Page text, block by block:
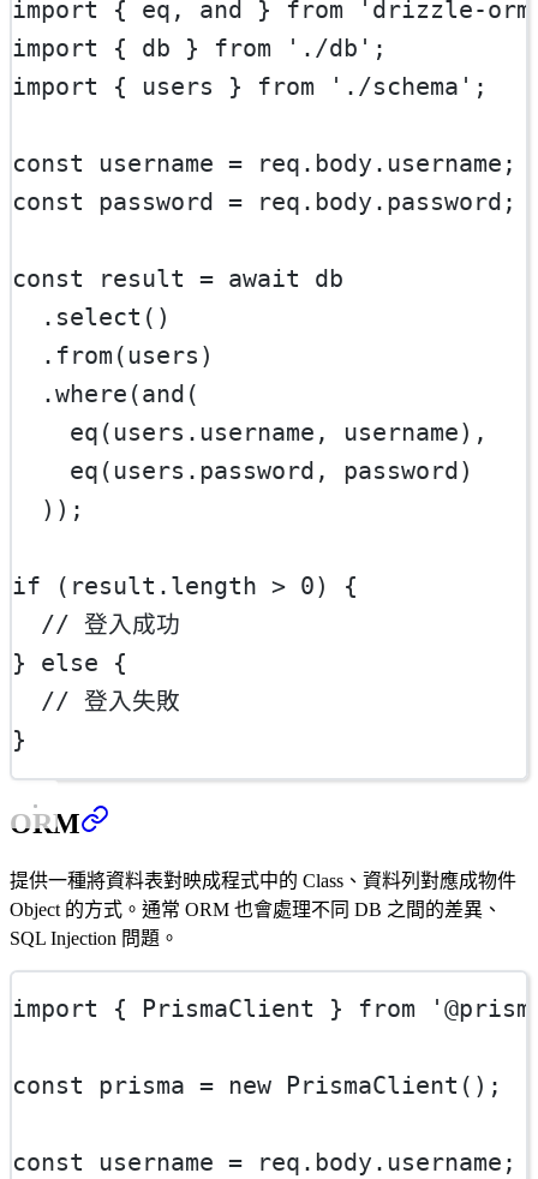
import { eq, and } from
'drizzle-
import { db } from './db' ;
import { users } from './schema' ;
const username = req.body.username;
const
password = req.body.password;
const result = await db
  .
select ()
  .
from (users)
  .
where (and (
eq (users.username, username),
eq (users.password, password)
  ));
if (result. length > 0) {
// 登入成功
} else {
// 登入失敗
}
ORM
提供一種將資料表對映成程式中的 Class、資料列對應成物件
Object 的方式。通常 ORM 也會處理不同 DB 之間的差異、
SQL Injection 問題。
import { PrismaClient } from
const prisma = new PrismaClient ();
const username = req.body.username;